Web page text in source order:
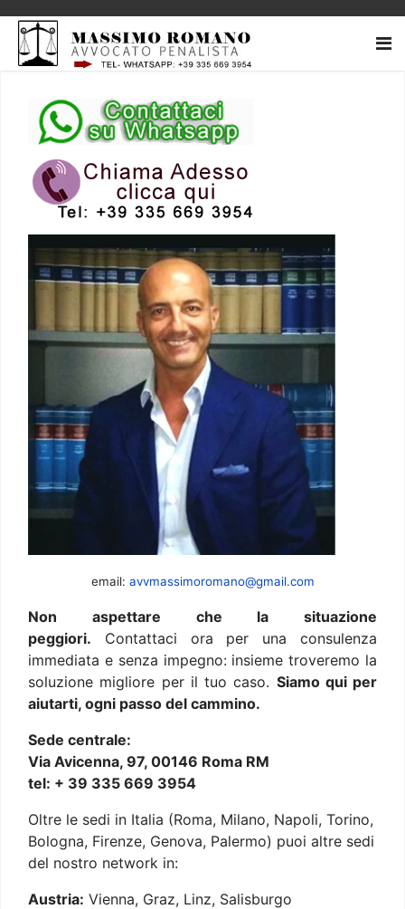
email: avvmassimoromano@gmail.com
Non aspettare che la situazione
peggiori. Contattaci ora per una consulenza
immediata e senza impegno: insieme troveremo la
soluzione migliore per il tuo caso. Siamo qui per
aiutarti, ogni passo del cammino.
Sede centrale:
Via Avicenna, 97, 00146 Roma RM
tel: + 39 335 669 3954
Oltre le sedi in Italia (Roma, Milano, Napoli, Torino,
Bologna, Firenze, Genova, Palermo) puoi altre sedi
del nostro network in:
Austria: Vienna, Graz, Linz, Salisburgo